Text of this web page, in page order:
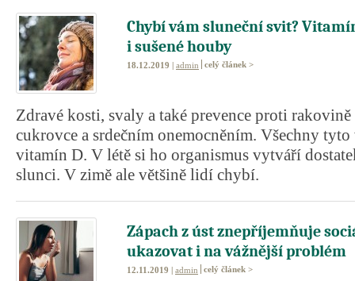
Chybí vám sluneční svit?
i sušené houby
18.12.2019 | admin celý článek >
Zdravé kosti, svaly a také prevence proti
cukrovce a srdečním onemocněním. Všechny
vitamín D. V létě si ho organismus vytváří
slunci. V zimě ale většině lidí chybí.
Zápach z úst znepříjemňuje
ukazovat i na vážnější problém
12.11.2019 | admin celý článek >